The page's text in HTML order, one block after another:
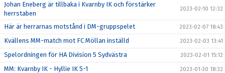
Johan Eneberg är tillbaka i Kvarnby IK och förstärker
herrstaben
2023-02-10 12:32
Här är herrarnas motstånd i DM-gruppspelet 2023-02-07 18:43
Kvällens MM-match mot FC Möllan inställd 2023-02-03 13:41
Spelordningen för HA Division 5 Sydvästra 2023-02-01 15:12
MM: Kvarnby IK - Hyllie IK 5-1 2023-01-30 18:32